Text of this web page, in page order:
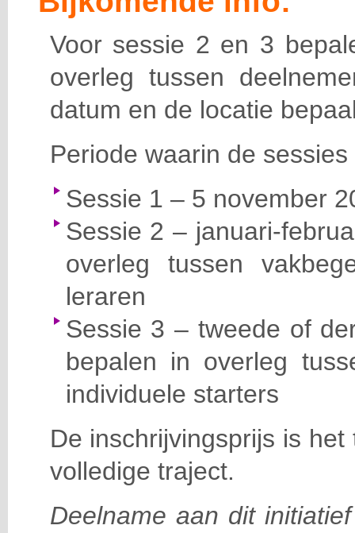
Voor sessie 2 en 3
overleg tussen
datum en de locatie
Periode waarin de
Sessie 1 – 5 november
Sessie 2 – januari-
overleg tussen
leraren
Sessie 3 – tweede of
bepalen in overleg
individuele starters
De inschrijvingsprijs is
volledige traject.
Deelname aan dit